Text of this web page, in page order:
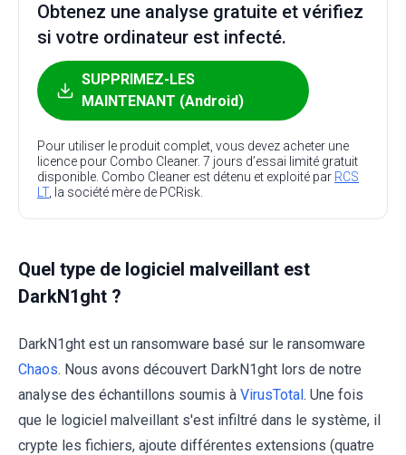
Obtenez une analyse gratuite et vérifiez
si votre ordinateur est infecté.
SUPPRIMEZ-LES
MAINTENANT (Android)
Pour utiliser le produit complet, vous devez acheter une
licence pour Combo Cleaner. 7 jours d’essai limité gratuit
disponible. Combo Cleaner est détenu et exploité par RCS
LT, la société mère de PCRisk.
Quel type de logiciel malveillant est
DarkN1ght ?
DarkN1ght est un ransomware basé sur le ransomware
Chaos. Nous avons découvert DarkN1ght lors de notre
analyse des échantillons soumis à VirusTotal. Une fois
que le logiciel malveillant s'est infiltré dans le système, il
crypte les fichiers, ajoute différentes extensions (quatre